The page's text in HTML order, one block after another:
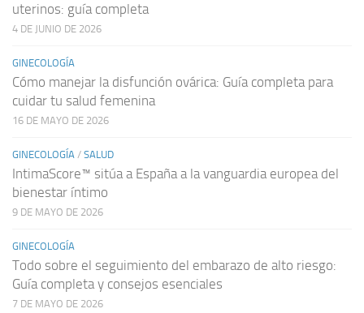
uterinos: guía completa
4 DE JUNIO DE 2026
GINECOLOGÍA
Cómo manejar la disfunción ovárica: Guía completa para
cuidar tu salud femenina
16 DE MAYO DE 2026
GINECOLOGÍA / SALUD
IntimaScore™ sitúa a España a la vanguardia europea del
bienestar íntimo
9 DE MAYO DE 2026
GINECOLOGÍA
Todo sobre el seguimiento del embarazo de alto riesgo:
Guía completa y consejos esenciales
7 DE MAYO DE 2026